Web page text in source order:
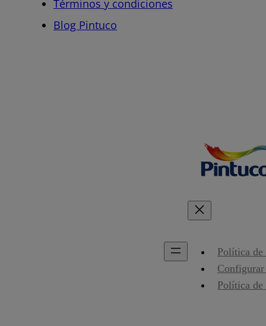
Términos y condiciones
Blog Pintuco
Política de
Política